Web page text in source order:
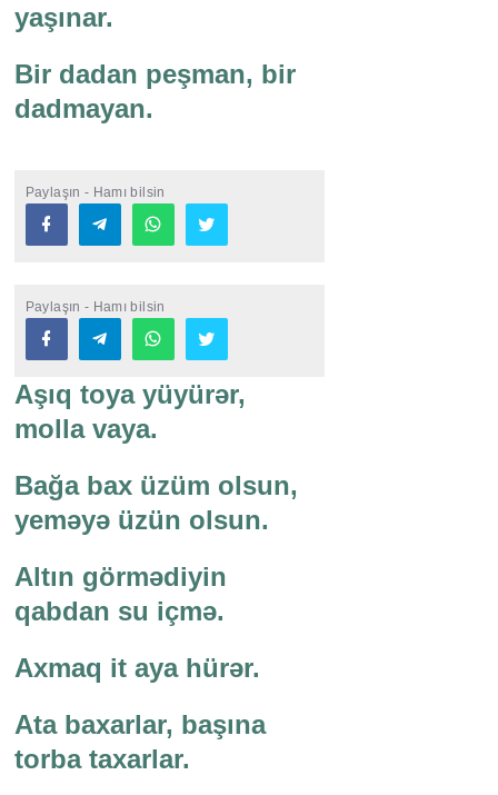
yaşınar.
Bir dadan peşman, bir
dadmayan.
Paylaşın - Hamı bilsin
Paylaşın - Hamı bilsin
Aşıq toya yüyürər,
molla vaya.
Bağa bax üzüm olsun,
yeməyə üzün olsun.
Altın görmədiyin
qabdan su içmə.
Axmaq it aya hürər.
Ata baxarlar, başına
torba taxarlar.